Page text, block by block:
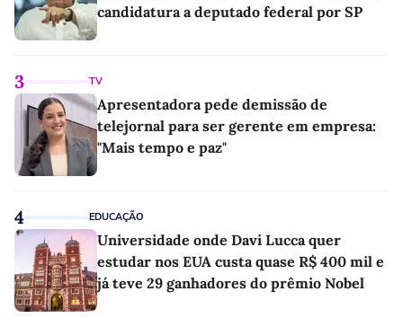
candidatura a deputado federal por SP
3 TV
Apresentadora pede demissão de
telejornal para ser gerente em empresa:
"Mais tempo e paz"
4 EDUCAÇÃO
Universidade onde Davi Lucca quer
estudar nos EUA custa quase R$ 400 mil e
já teve 29 ganhadores do prêmio Nobel